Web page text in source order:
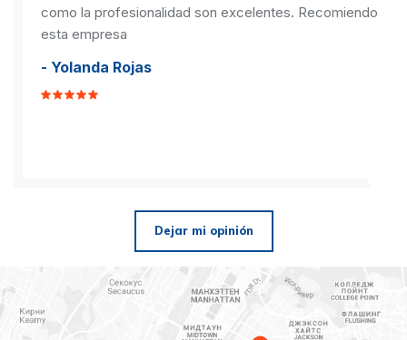
como la profesionalidad son excelentes. Recomiendo
esta empresa
- Yolanda Rojas
Dejar mi opinión